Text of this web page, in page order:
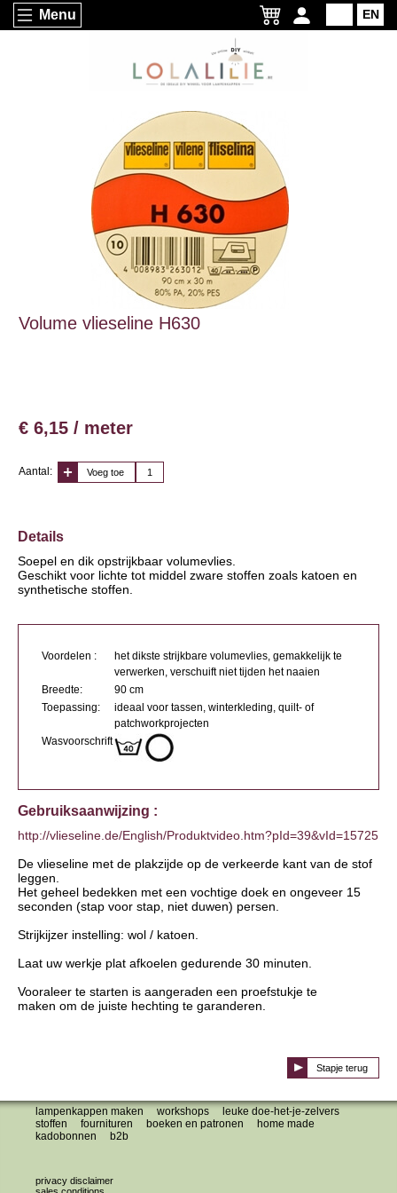
Menu EN
Volume vlieseline H630
€ 6,15 / meter
Aantal: Voeg toe
Details
Soepel en dik opstrijkbaar volumevlies.
Geschikt voor lichte tot middel zware stoffen zoals katoen en
synthetische stoffen.
Voordelen :
het dikste strijkbare volumevlies, gemakkelijk te
verwerken, verschuift niet tijden het naaien
Breedte:
90 cm
Toepassing:
ideaal voor tassen, winterkleding, quilt- of
patchworkprojecten
Wasvoorschrift
Gebruiksaanwijzing :
http://vlieseline.de/English/Produktvideo.htm?pId=39&vId=15725
De vlieseline met de plakzijde op de verkeerde kant van de stof
leggen.
Het geheel bedekken met een vochtige doek en ongeveer 15
seconden (stap voor stap, niet duwen) persen.
Strijkijzer instelling: wol / katoen.
Laat uw werkje plat afkoelen gedurende 30 minuten.
Vooraleer te starten is aangeraden een proefstukje te
maken om de juiste hechting te garanderen.
Stapje terug
lampenkappen maken workshops
leuke doe-het-je-zelvers
stoffen
fournituren boeken en patronen
home made
kadobonnen
b2b
privacy disclaimer